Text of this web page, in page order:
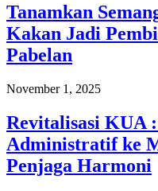
Tanamkan
Kakan Jadi
Pabelan
November 1, 2025
Revitalisasi KUA
Administratif ke
Penjaga Harmoni